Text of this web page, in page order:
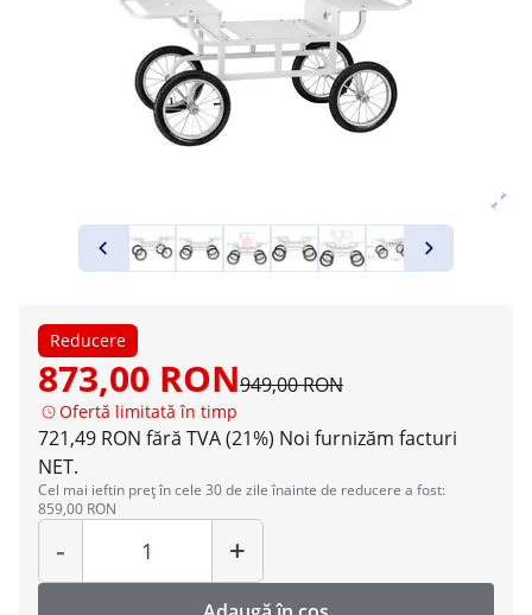
Reducere
873,00 RON949,00 RON
Ofertă limitată în timp
721,49 RON fără TVA (21%) Noi furnizăm facturi
NET.
Cel mai ieftin preț în cele 30 de zile înainte de reducere a fost:
859,00 RON
-
Cantitate
+